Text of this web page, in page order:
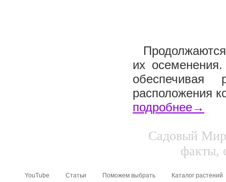
их
обеспечивая
расположения
подробнее→
Садовый
факты,
YouTube Статьи Поможем выбрать Каталог растений